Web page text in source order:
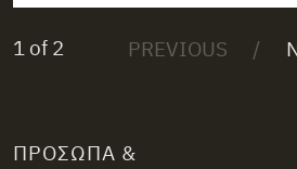
1 of 2
ΠΡΌΣΩΠΑ &